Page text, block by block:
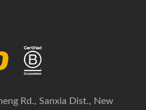
Rd., Sanxia Dist., New